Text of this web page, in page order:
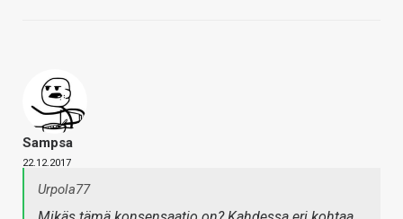
Sampsa
22.12.2017
Urpola77